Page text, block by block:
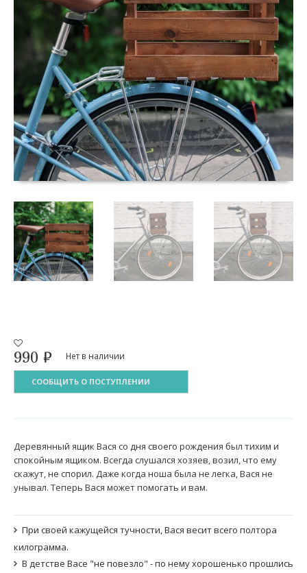
990 ₽ Нет в наличии
СООБЩИТЬ О ПОСТУПЛЕНИИ
Деревянный ящик Вася со дня своего рождения был тихим и
спокойным ящиком. Всегда слушался хозяев, возил, что ему
скажут, не спорил. Даже когда ноша была не легка, Вася не
унывал. Теперь Вася может помогать и вам.
При своей кажущейся тучности, Вася весит всего полтора
килограмма.
В детстве Васе "не повезло" - по нему хорошенько прошлись